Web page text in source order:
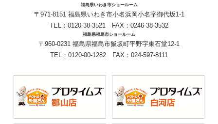
福島県いわき市ショールーム
〒971-8151 福島県いわき市小名浜岡小名字御代坂1-1
TEL： 0120-38-3521 FAX：0246-38-3532
福島県福島市ショールーム
〒960-0231 福島県福島市飯坂町平野字東石堂12-1
TEL： 0120-00-1282 FAX：024-597-8111